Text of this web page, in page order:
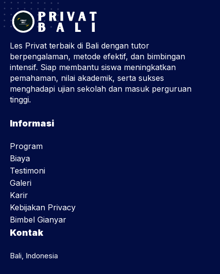
Les Privat terbaik di Bali dengan tutor
berpengalaman, metode efektif, dan bimbingan
intensif. Siap membantu siswa meningkatkan
pemahaman, nilai akademik, serta sukses
menghadapi ujian sekolah dan masuk perguruan
tinggi.
Informasi
Program
Biaya
Testimoni
Galeri
Karir
Kebijakan Privacy
Bimbel Gianyar
Kontak
Bali, Indonesia